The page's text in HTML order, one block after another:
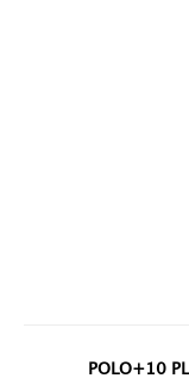
POLO+10